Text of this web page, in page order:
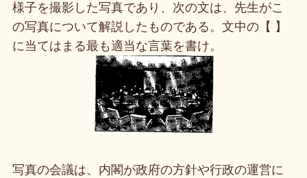
様子を撮影した写真であり、次の文は、先生がこ
の写真について解説したものである。文中の【 】
に当てはまる最も適当な言葉を書け。
写真の会議は、内閣が政府の方針や行政の運営に